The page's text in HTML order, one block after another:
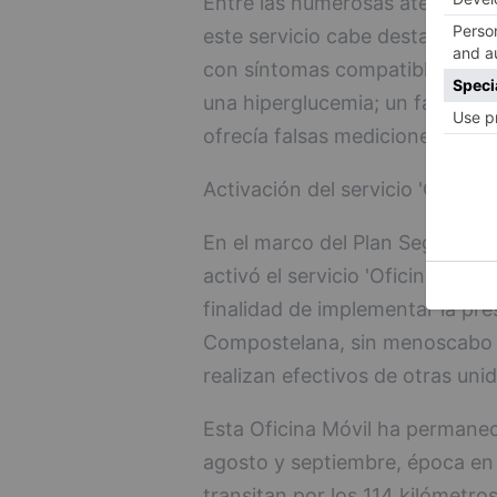
este servicio cabe destacar
con síntomas compatibles
una hiperglucemia; un fallo en
ofrecía falsas mediciones- fue
Activación del servicio
En el marco del Plan
activó el servicio 'Oficina
finalidad de implementar la
Compostelana, sin
realizan efectivos de otras
Esta Oficina Móvil ha
agosto y septiembre, época